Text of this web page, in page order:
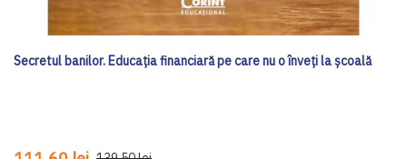
Secretul banilor. Educația financiară pe care nu o înveți la școală